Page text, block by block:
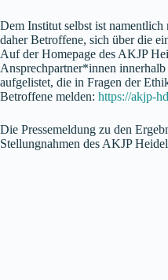
Dem Institut selbst ist
daher Betroffene, sich über die
Auf der Homepage des AKJP
Ansprechpartner*innen
aufgelistet, die in Fragen der
Betroffene melden: https://akjp-
Die Pressemeldung zu den
Stellungnahmen des AKJP